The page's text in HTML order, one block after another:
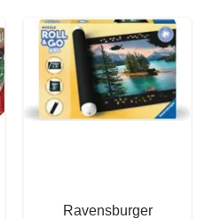
Ravensburger